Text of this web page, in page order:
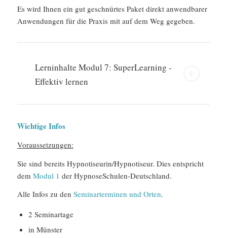
Es wird Ihnen ein gut geschnürtes Paket direkt anwendbarer
Anwendungen für die Praxis mit auf dem Weg gegeben.
Lerninhalte Modul 7: SuperLearning -
Effektiv lernen
Wichtige Infos
Voraussetzungen:
Sie sind bereits Hypnotiseurin/Hypnotiseur. Dies entspricht
dem Modul 1 der HypnoseSchulen-Deutschland.
Alle Infos zu den Seminarterminen und Orten.
2 Seminartage
in Münster